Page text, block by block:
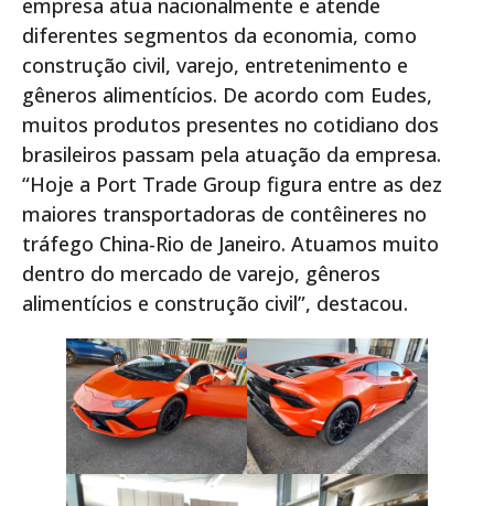
empresa atua nacionalmente e atende
diferentes segmentos da economia, como
construção civil, varejo, entretenimento e
gêneros alimentícios. De acordo com Eudes,
muitos produtos presentes no cotidiano dos
brasileiros passam pela atuação da empresa.
“Hoje a Port Trade Group figura entre as dez
maiores transportadoras de contêineres no
tráfego China-Rio de Janeiro. Atuamos muito
dentro do mercado de varejo, gêneros
alimentícios e construção civil”, destacou.